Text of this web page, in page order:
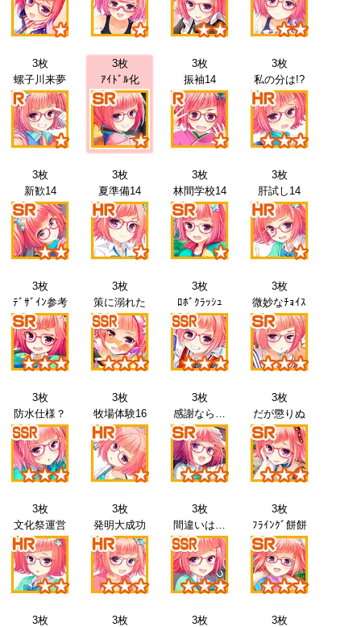
3枚
螺子川来夢
3枚
ｱｲﾄﾞﾙ化
3枚
振袖14
3枚
私の分は!?
3枚
新歓14
3枚
夏準備14
3枚
林間学校14
3枚
肝試し14
3枚
ﾃﾞｻﾞｲﾝ参考
3枚
策に溺れた
3枚
ﾛﾎﾞｸﾗｯｼｭ
3枚
微妙なﾁｮｲｽ
3枚
防水仕様？
3枚
牧場体験16
3枚
感謝なら…
3枚
だが懲りぬ
3枚
文化祭運営
3枚
発明大成功
3枚
間違いは…
3枚
ﾌﾗｲﾝｸﾞ餅餅
3枚
3枚
3枚
3枚